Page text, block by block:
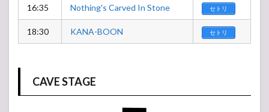
16:35 Nothing's Carved In Stone セトリ
18:30 KANA-BOON セトリ
CAVE STAGE